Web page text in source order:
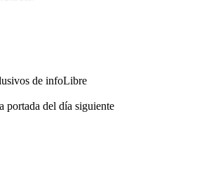
de infoLibre
portada del día siguiente